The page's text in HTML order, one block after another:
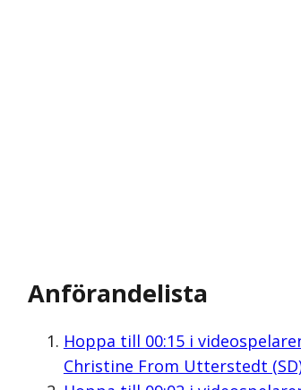
Anförandelista
Hoppa till 00:15i
Christine From Utterstedt